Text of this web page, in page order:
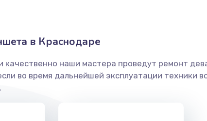
в Краснодаре
качественно наши мастера проведут ремонт
во время дальнейшей эксплуатации техники